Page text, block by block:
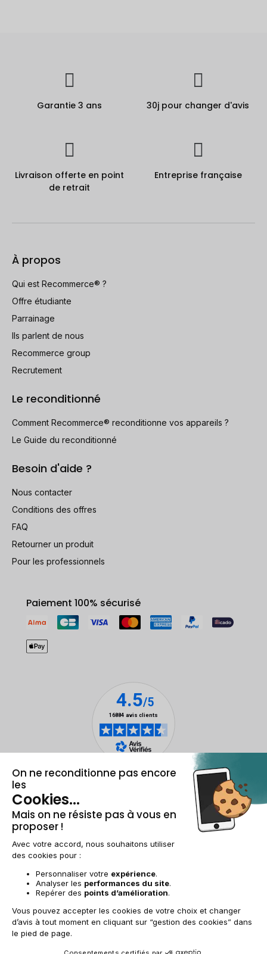
Garantie 3 ans 30j pour changer d'avis
Livraison offerte en point
de retrait
Entreprise française
À propos
Qui est Recommerce® ?
Offre étudiante
Parrainage
Ils parlent de nous
Recommerce group
Recrutement
Le reconditionné
Comment Recommerce® reconditionne vos appareils ?
Le Guide du reconditionné
Besoin d'aide ?
Nous contacter
Conditions des offres
FAQ
Retourner un produit
Pour les professionnels
Paiement 100% sécurisé
Mentions légales et CGUGestion des cookies
Conditions générales de vente
AccessibilitéPlan du site
FR | €
© 2009-2025 RECOMMERCE - Tous droits réservés.